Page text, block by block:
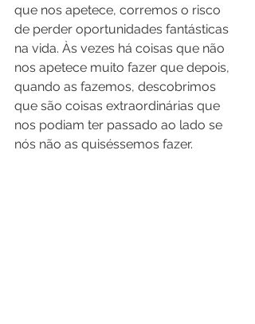
que nos apetece, corremos o risco
de perder oportunidades fantásticas
na vida. Às vezes há coisas que não
nos apetece muito fazer que depois,
quando as fazemos, descobrimos
que são coisas extraordinárias que
nos podiam ter passado ao lado se
nós não as quiséssemos fazer.